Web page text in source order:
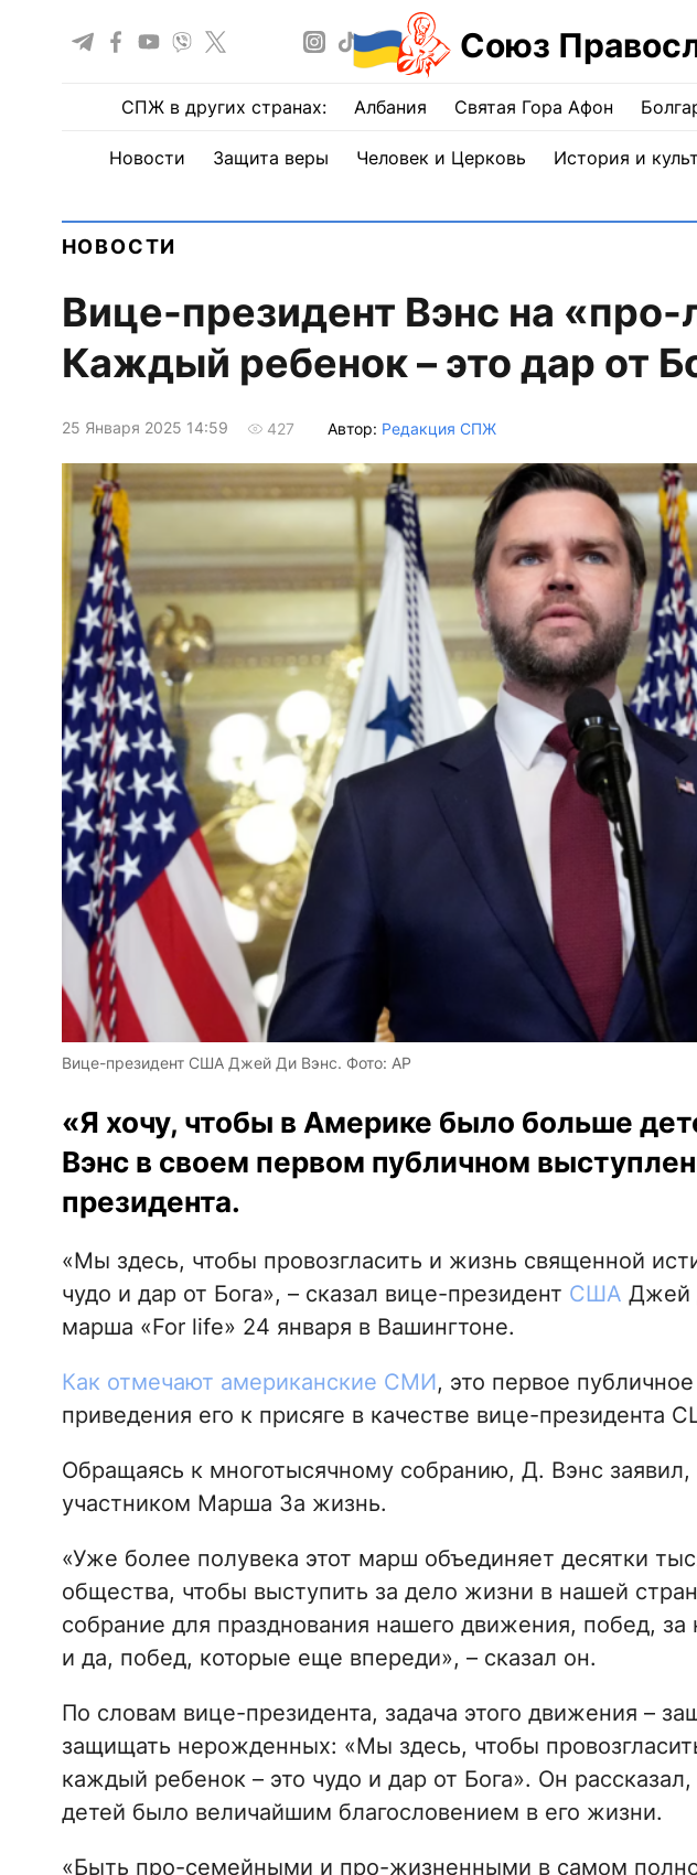
Союз
СПЖ в других странах: Албания Святая Гора Афон
Новости Защита веры Человек и Церковь История и
НОВОСТИ
Вице-президент Вэнс на
Каждый ребенок – это дар от
25 Января 2025 14:59 427 Автор: Редакция СПЖ
Вице-президент США Джей Ди Вэнс. Фото: АР
«Я хочу, чтобы в Америке было больше
Вэнс в своем первом публичном
президента.
«Мы здесь, чтобы провозгласить и жизнь священной
чудо и дар от Бога», – сказал вице-президент США Джей
марша «For life» 24 января в Вашингтоне.
Как отмечают американские СМИ, это первое
приведения его к присяге в качестве вице-президента
Обращаясь к многотысячному собранию, Д. Вэнс заявил,
участником Марша За жизнь.
«Уже более полувека этот марш объединяет десятки
общества, чтобы выступить за дело жизни в нашей
собрание для празднования нашего движения, побед,
и да, побед, которые еще впереди», – сказал он.
По словам вице-президента, задача этого движения –
защищать нерожденных: «Мы здесь, чтобы
каждый ребенок – это чудо и дар от Бога». Он
детей было величайшим благословением в его жизни.
«Быть про-семейными и про-жизненными в самом